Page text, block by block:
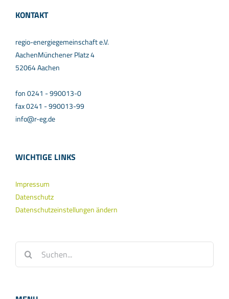
KONTAKT
regio-energiegemeinschaft e.V.
AachenMünchener Platz 4
52064 Aachen
fon 0241 - 990013-0
fax 0241 - 990013-99
info@r-eg.de
WICHTIGE LINKS
Impressum
Datenschutz
Datenschutzeinstellungen ändern
nach: